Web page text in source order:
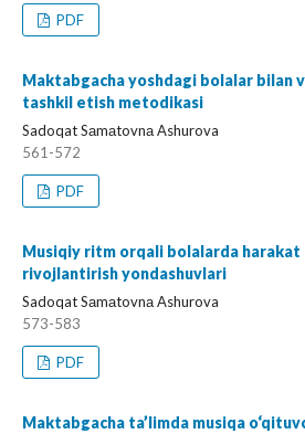
PDF
Maktabgacha yoshdagi bolalar bilan
tashkil etish metodikasi
Sadoqat Sаmаtovnа Ashurova
561-572
PDF
Musiqiy ritm orqali bolalarda
rivojlantirish yondashuvlari
Sadoqat Sаmаtovnа Ashurova
573-583
PDF
Maktabgacha ta’limda musiqa